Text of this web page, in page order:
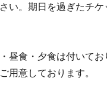
い。期日を過ぎたチケ
食・夕食は付いてお
用意しております。